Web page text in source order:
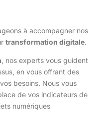
à accompagner nos
transformation digitale.
, nos experts vous guident
en vous offrant des
besoins. Nous vous
de vos indicateurs de
numériques